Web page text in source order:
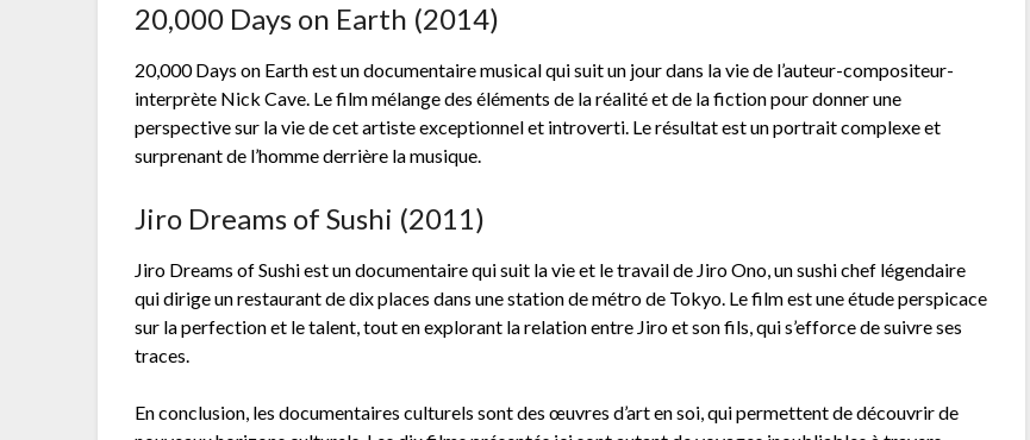
20,000 Days on Earth (2014)
20,000 Days on Earth est un documentaire musical qui suit un jour dans la vie de l’auteur-compositeur-
interprète Nick Cave. Le film mélange des éléments de la réalité et de la fiction pour donner une
perspective sur la vie de cet artiste exceptionnel et introverti. Le résultat est un portrait complexe et
surprenant de l’homme derrière la musique.
Jiro Dreams of Sushi (2011)
Jiro Dreams of Sushi est un documentaire qui suit la vie et le travail de Jiro Ono, un sushi chef légendaire
qui dirige un restaurant de dix places dans une station de métro de Tokyo. Le film est une étude perspicace
sur la perfection et le talent, tout en explorant la relation entre Jiro et son fils, qui s’efforce de suivre ses
traces.
En conclusion, les documentaires culturels sont des œuvres d’art en soi, qui permettent de découvrir de